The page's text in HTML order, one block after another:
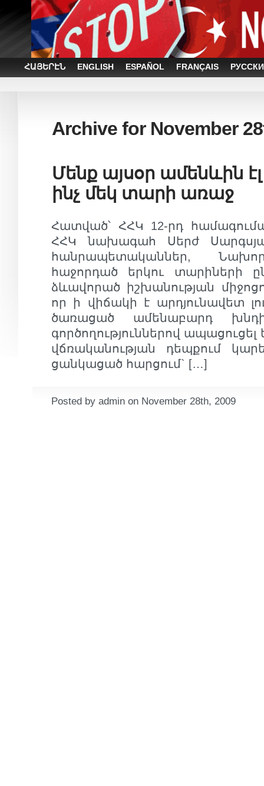
ՀԱՅԵՐԷՆ ENGLISH ESPAÑOL FRANÇAIS
Archive for November
Մենք այսօր ամենևին էլ
ինչ մեկ տարի առաջ
Հատված՝ ՀՀԿ 12-րդ
ՀՀԿ նախագահ Սերժ
հանրապետականներ,
հաջորդած երկու տարիների
ձևավորած իշխանության
որ ի վիճակի է արդյունավետ
ծառացած ամենաբարդ
գործողություններով
վճռականության դեպքում
ցանկացած հարցում` […]
Posted by admin on November 28th, 2009